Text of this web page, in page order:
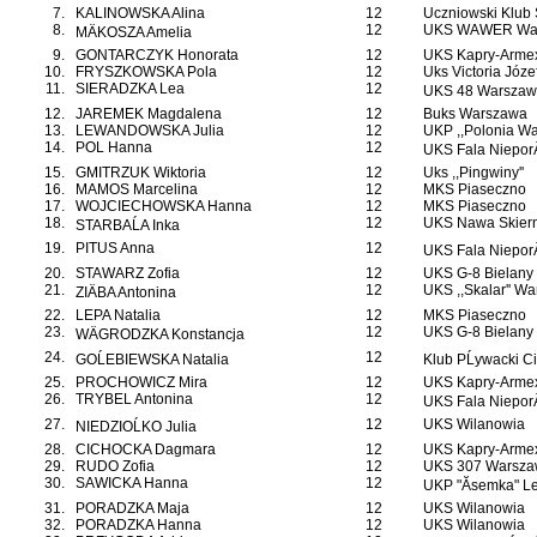
7. KALINOWSKA Alina 12
Uczniowski Klub
8.
MÄKOSZA Amelia 12
UKS WAWER
9.
GONTARCZYK Honorata 12
UKS Kapry-
10.
FRYSZKOWSKA Pola 12
Uks Victoria
11.
SIERADZKA Lea 12
UKS 48
12.
JAREMEK Magdalena 12
Buks Warszawa
13.
LEWANDOWSKA Julia 12
UKP ,,Polonia
14.
POL Hanna 12
UKS Fala
15.
GMITRZUK Wiktoria 12
Uks ,,Pingwiny''
16.
MAMOS Marcelina 12
MKS Piaseczno
17.
WOJCIECHOWSKA Hanna 12
MKS Piaseczno
18.
STARBAĹA Inka 12
UKS Nawa
19.
PITUS Anna 12
UKS Fala
20.
STAWARZ Zofia 12
UKS G-8
21.
ZIÄBA Antonina 12
UKS ,,Skalar''
22.
LEPA Natalia 12
MKS Piaseczno
23.
WÄGRODZKA Konstancja 12
UKS G-8
24.
GOĹEBIEWSKA Natalia 12
Klub PĹywacki
25.
PROCHOWICZ Mira 12
UKS Kapry-
26.
TRYBEL Antonina 12
UKS Fala
27.
NIEDZIOĹKO Julia 12
UKS Wilanowia
28.
CICHOCKA Dagmara 12
UKS Kapry-
29.
RUDO Zofia 12
UKS 307
30.
SAWICKA Hanna 12
UKP "Ăsemka"
31.
PORADZKA Maja 12
UKS Wilanowia
32.
PORADZKA Hanna 12
UKS Wilanowia